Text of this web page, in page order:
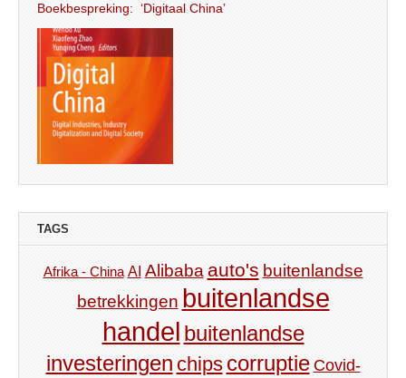
Boekbespreking: ‘Digitaal China’
TAGS
Afrika - China AI Alibaba auto's buitenlandse
betrekkingen buitenlandse
handel buitenlandse
investeringen chips corruptie Covid-